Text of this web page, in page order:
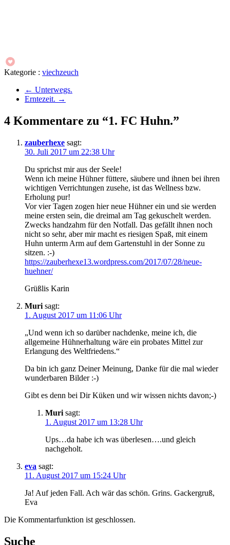
Kategorie : viechzeuch
← Unterwegs.
Erntezeit. →
4 Kommentare zu “1. FC Huhn.”
zauberhexe sagt:
30. Juli 2017 um 22:38 Uhr
Du sprichst mir aus der Seele!
Wenn ich meine Hühner füttere, säubere und ihnen bei ihren
wichtigen Verrichtungen zusehe, ist das Wellness bzw.
Erholung pur!
Vor vier Tagen zogen hier neue Hühner ein und sie werden
meine ersten sein, die dreimal am Tag gekuschelt werden.
Zwecks handzahm für den Notfall. Das gefällt ihnen noch
nicht so sehr, aber mir macht es riesigen Spaß, mit einem
Huhn unterm Arm auf dem Gartenstuhl in der Sonne zu
sitzen. :-)
https://zauberhexe13.wordpress.com/2017/07/28/neue-
huehner/
Grüßlis Karin
Muri sagt:
1. August 2017 um 11:06 Uhr
„Und wenn ich so darüber nachdenke, meine ich, die
allgemeine Hühnerhaltung wäre ein probates Mittel zur
Erlangung des Weltfriedens.“
Da bin ich ganz Deiner Meinung, Danke für die mal wieder
wunderbaren Bilder :-)
Gibt es denn bei Dir Küken und wir wissen nichts davon;-)
Muri sagt:
1. August 2017 um 13:28 Uhr
Ups…da habe ich was überlesen….und gleich
nachgeholt.
eva sagt:
11. August 2017 um 15:24 Uhr
Ja! Auf jeden Fall. Ach wär das schön. Grins. Gackergruß,
Eva
Die Kommentarfunktion ist geschlossen.
Suche